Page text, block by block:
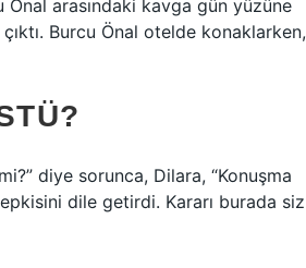
arasındaki kavga gün yüzüne
Burcu Önal otelde konaklarken,
diye sorunca, Dilara, “Konuşma
dile getirdi. Kararı burada siz